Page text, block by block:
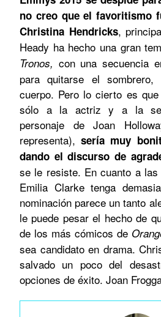
no creo que el favoritismo
Christina Hendricks,
Heady ha hecho una gran
Tronos, con una secuencia
para quitarse el
cuerpo. Pero lo cierto es
sólo a la actriz y a la
personaje de Joan
representa),sería muy
dando el discurso de
se le resiste. En cuanto a
Emilia Clarke tenga
nominación parece un tanto
le puede pesar el hecho de
de los más cómicos de
sea candidato en drama.
salvado un poco del
opciones de éxito. Joan